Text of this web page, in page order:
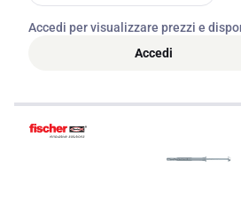
Accedi per visualizzare prezzi e
Accedi